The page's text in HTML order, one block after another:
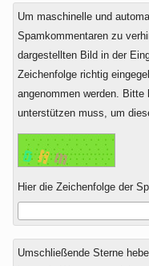
Um maschinelle und
Spamkommentaren zu
dargestellten Bild in der
Zeichenfolge richtig
angenommen werden.
unterstützen muss, um
Hier die Zeichenfolge der
Umschließende Sterne